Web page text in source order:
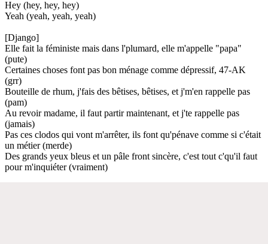
Hey (hey, hey, hey)
Yeah (yeah, yeah, yeah)
[Django]
Elle fait la féministe mais dans l'plumard, elle m'appelle "papa"
(pute)
Certaines choses font pas bon ménage comme dépressif, 47-AK
(grr)
Bouteille de rhum, j'fais des bêtises, bêtises, et j'm'en rappelle pas
(pam)
Au revoir madame, il faut partir maintenant, et j'te rappelle pas
(jamais)
Pas ces clodos qui vont m'arrêter, ils font qu'pénave comme si c'était
un métier (merde)
Des grands yeux bleus et un pâle front sincère, c'est tout c'qu'il faut
pour m'inquiéter (vraiment)